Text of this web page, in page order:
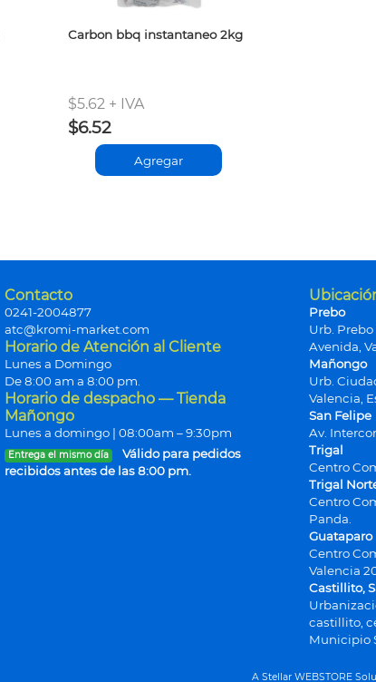
Carbon bbq instantaneo 2kg
$5.62 + IVA
$6.52
Agregar
Contacto
0241-2004877
atc@kromi-market.com
Horario de Atención al Cliente
Lunes a Domingo
De 8:00 am a 8:00 pm.
Horario de despacho — Tienda
Mañongo
Lunes a domingo | 08:00am – 9:30pm
Entrega el mismo día
Válido para pedidos
recibidos antes de las 8:00 pm.
Prebo
Urb. Prebo
Avenida,
Mañongo
Urb.
Valencia,
San Felipe
Av.
Trigal
Centro
Trigal
Centro
Panda.
Guataparo
Centro
Valencia
Castillito,
castillito,
Municipio
A Stellar WEBSTORE